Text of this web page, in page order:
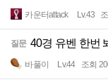
카운터attack Lv.43
질문 40경 유벤 한번
바풀이 Lv.44 조회